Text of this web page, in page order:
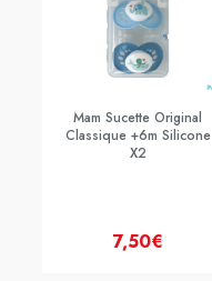
Mam Sucette Original
Classique +6m Silicone
X2
7,50€